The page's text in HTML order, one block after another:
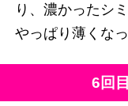
り、濃かったシ
やっぱり薄くな
6回